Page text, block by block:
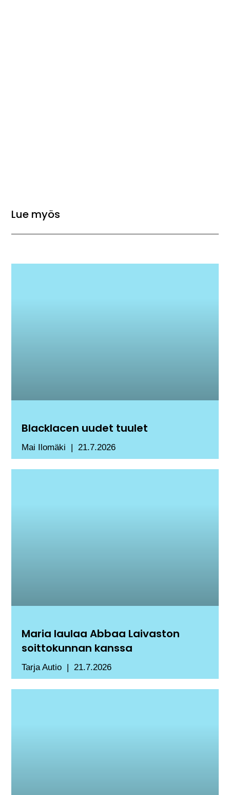
Lue myös
Blacklacen uudet tuulet
Mai Ilomäki 21.7.2026
Maria laulaa Abbaa Laivaston
soittokunnan kanssa
Tarja Autio 21.7.2026